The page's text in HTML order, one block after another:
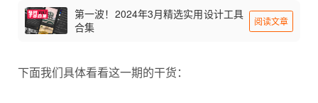
第一波！2024年3月精选实用设计工具
合集
阅读文章
下面我们具体看看这一期的干货：